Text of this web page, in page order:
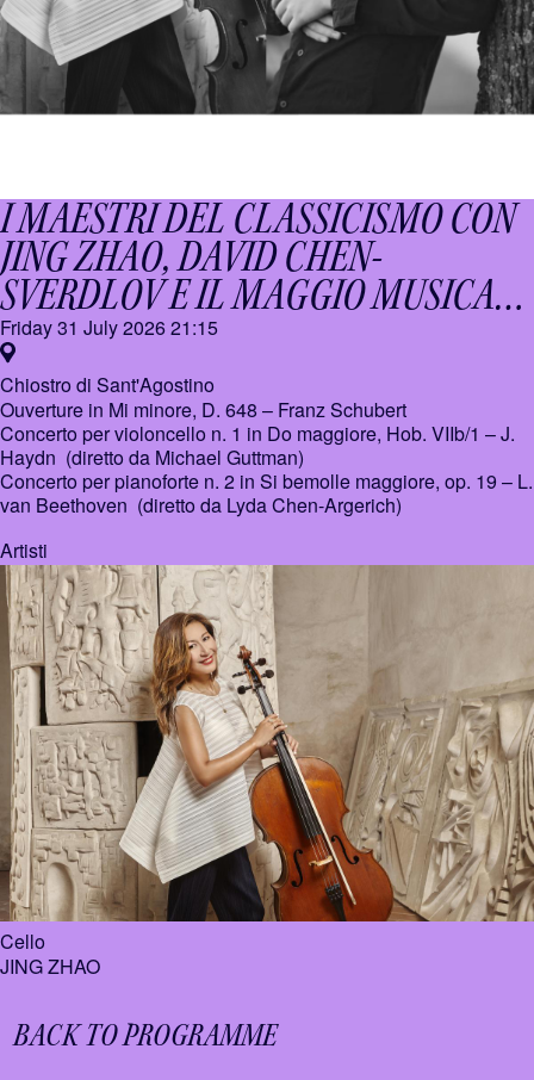
I MAESTRI DEL CLASSICISMO CON
JING ZHAO, DAVID CHEN-
SVERDLOV E IL MAGGIO MUSICALE
FIORENTINO
Friday 31 July 202621:15
Chiostro di Sant'Agostino
Ouverture in Mi minore, D. 648 – Franz Schubert
Concerto per violoncello n. 1 in Do maggiore, Hob. VIIb/1 –J.
Haydn (diretto da Michael Guttman)
Concerto per pianoforte n. 2 in Si bemolle maggiore, op. 19 – L.
van Beethoven (diretto da Lyda Chen-Argerich)
Artisti
Cello
JING ZHAO
BACK TO PROGRAMME